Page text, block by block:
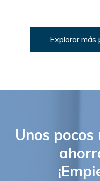
Explorar
Unos